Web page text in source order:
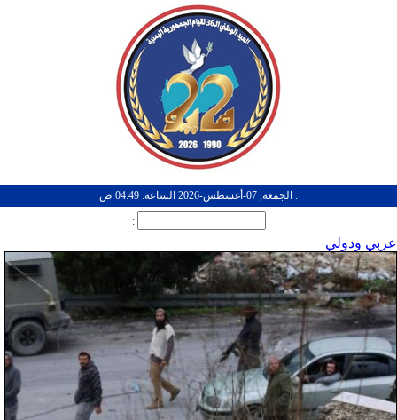
: الجمعة, 07-أغسطس-2026 الساعة: 04:49 ص
:
عربي ودولي